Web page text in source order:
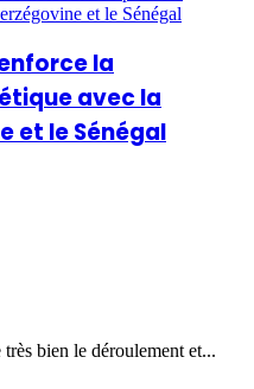
la
avec la
et le Sénégal
bien le déroulement et...